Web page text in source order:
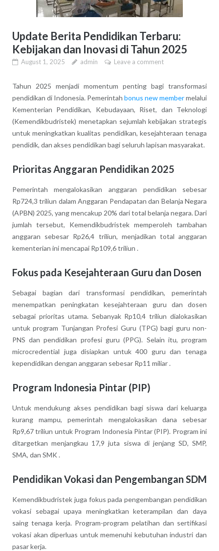
Update Berita Pendidikan Terbaru:
Kebijakan dan Inovasi di Tahun 2025
August 1, 2025 admin Leave a comment
Tahun 2025 menjadi momentum penting bagi transformasi
pendidikan di Indonesia. Pemerintahbonus new membermelalui
Kementerian Pendidikan, Kebudayaan, Riset, dan Teknologi
(Kemendikbudristek) menetapkan sejumlah kebijakan strategis
untuk meningkatkan kualitas pendidikan, kesejahteraan tenaga
pendidik, dan akses pendidikan bagi seluruh lapisan masyarakat.
Prioritas Anggaran Pendidikan 2025
Pemerintah mengalokasikan anggaran pendidikan sebesar
Rp724,3 triliun dalam Anggaran Pendapatan dan Belanja Negara
(APBN) 2025, yang mencakup 20% dari total belanja negara. Dari
jumlah tersebut, Kemendikbudristek memperoleh tambahan
anggaran sebesar Rp26,4 triliun, menjadikan total anggaran
kementerian ini mencapai Rp109,6 triliun .
Fokus pada Kesejahteraan Guru dan Dosen
Sebagai bagian dari transformasi pendidikan, pemerintah
menempatkan peningkatan kesejahteraan guru dan dosen
sebagai prioritas utama. Sebanyak Rp10,4 triliun dialokasikan
untuk program Tunjangan Profesi Guru (TPG) bagi guru non-
PNS dan pendidikan profesi guru (PPG). Selain itu, program
microcredential juga disiapkan untuk 400 guru dan tenaga
kependidikan dengan anggaran sebesar Rp11 miliar .
Program Indonesia Pintar (PIP)
Untuk mendukung akses pendidikan bagi siswa dari keluarga
kurang mampu, pemerintah mengalokasikan dana sebesar
Rp9,67 triliun untuk Program Indonesia Pintar (PIP). Program ini
ditargetkan menjangkau 17,9 juta siswa di jenjang SD, SMP,
SMA, dan SMK .
Pendidikan Vokasi dan Pengembangan SDM
Kemendikbudristek juga fokus pada pengembangan pendidikan
vokasi sebagai upaya meningkatkan keterampilan dan daya
saing tenaga kerja. Program-program pelatihan dan sertifikasi
vokasi akan diperluas untuk memenuhi kebutuhan industri dan
pasar kerja.